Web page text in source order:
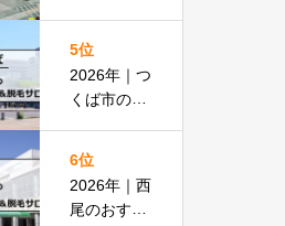
＆脱毛サロ
ン全13選
5位
2026年｜つ
くば市のお
サロン全13
選
6位
2026年｜西
尾のおすす